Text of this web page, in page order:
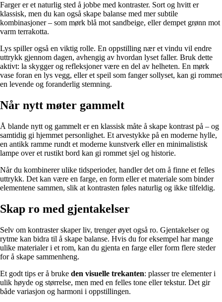
Farger er et naturlig sted å jobbe med kontraster. Sort og hvitt er
klassisk, men du kan også skape balanse med mer subtile
kombinasjoner – som mørk blå mot sandbeige, eller dempet grønn mot
varm terrakotta.
Lys spiller også en viktig rolle. En oppstilling nær et vindu vil endre
uttrykk gjennom dagen, avhengig av hvordan lyset faller. Bruk dette
aktivt: la skygger og refleksjoner være en del av helheten. En mørk
vase foran en lys vegg, eller et speil som fanger sollyset, kan gi rommet
en levende og foranderlig stemning.
Når nytt møter gammelt
Å blande nytt og gammelt er en klassisk måte å skape kontrast på – og
samtidig gi hjemmet personlighet. Et arvestykke på en moderne hylle,
en antikk ramme rundt et moderne kunstverk eller en minimalistisk
lampe over et rustikt bord kan gi rommet sjel og historie.
Når du kombinerer ulike tidsperioder, handler det om å finne et felles
uttrykk. Det kan være en farge, en form eller et materiale som binder
elementene sammen, slik at kontrasten føles naturlig og ikke tilfeldig.
Skap ro med gjentakelser
Selv om kontraster skaper liv, trenger øyet også ro. Gjentakelser og
rytme kan bidra til å skape balanse. Hvis du for eksempel har mange
ulike materialer i et rom, kan du gjenta en farge eller form flere steder
for å skape sammenheng.
Et godt tips er å bruke den visuelle trekanten: plasser tre elementer i
ulik høyde og størrelse, men med en felles tone eller tekstur. Det gir
både variasjon og harmoni i oppstillingen.